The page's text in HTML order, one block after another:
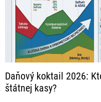
Daňový koktail 2026:
štátnej kasy?